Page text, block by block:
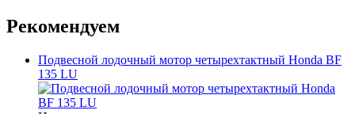
Рекомендуем
Подвесной лодочный мотор четырехтактный Honda BF
135 LU